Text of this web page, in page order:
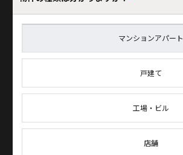
マンションアパート
戸建て
工場・ビル
店舗